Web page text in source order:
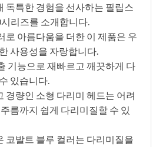
독특한 경험을 선사하는 필립스
리즈를 소개합니다.
로 아름다움을 더한 이 제품은 우
사용성을 자랑합니다.
기능으로 재빠르고 깨끗하게 다
있습니다.
경량인 소형 다리미 헤드는 어려
름까지 쉽게 다리미질할 수 있
코발트 블루 컬러는 다리미질을